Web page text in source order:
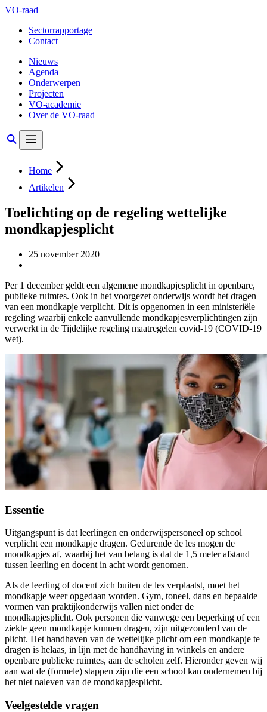
VO-raad
Sectorrapportage
Contact
Nieuws
Agenda
Onderwerpen
Projecten
VO-academie
Over de VO-raad
Home
Artikelen
Toelichting op de regeling wettelijke
mondkapjesplicht
25 november 2020
Per 1 december geldt een algemene mondkapjesplicht in openbare,
publieke ruimtes. Ook in het voorgezet onderwijs wordt het dragen
van een mondkapje verplicht. Dit is opgenomen in een ministeriële
regeling waarbij enkele aanvullende mondkapjesverplichtingen zijn
verwerkt in de Tijdelijke regeling maatregelen covid-19 (COVID-19
wet).
Essentie
Uitgangspunt is dat leerlingen en onderwijspersoneel op school
verplicht een mondkapje dragen. Gedurende de les mogen de
mondkapjes af, waarbij het van belang is dat de 1,5 meter afstand
tussen leerling en docent in acht wordt genomen.
Als de leerling of docent zich buiten de les verplaatst, moet het
mondkapje weer opgedaan worden. Gym, toneel, dans en bepaalde
vormen van praktijkonderwijs vallen niet onder de
mondkapjesplicht. Ook personen die vanwege een beperking of een
ziekte geen mondkapje kunnen dragen, zijn uitgezonderd van de
plicht. Het handhaven van de wettelijke plicht om een mondkapje te
dragen is helaas, in lijn met de handhaving in winkels en andere
openbare publieke ruimtes, aan de scholen zelf. Hieronder geven wij
aan wat de (formele) stappen zijn die een school kan ondernemen bij
het niet naleven van de mondkapjesplicht.
Veelgestelde vragen